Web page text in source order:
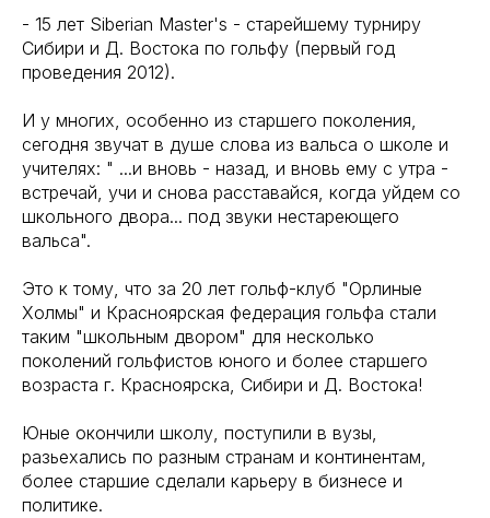
- 15 лет Siberian Master's - старейшему турниру
Сибири и Д. Востока по гольфу (первый год
проведения 2012).
И у многих, особенно из старшего поколения,
сегодня звучат в душе слова из вальса о школе и
учителях: " ...и вновь - назад, и вновь ему с утра -
встречай, учи и снова расставайся, когда уйдем со
школьного двора... под звуки нестареющего
вальса".
Это к тому, что за 20 лет гольф-клуб "Орлиные
Холмы" и Красноярская федерация гольфа стали
таким "школьным двором" для несколько
поколений гольфистов юного и более старшего
возраста г. Красноярска, Сибири и Д. Востока!
Юные окончили школу, поступили в вузы,
разьехались по разным странам и континентам,
более старшие сделали карьеру в бизнесе и
политике.